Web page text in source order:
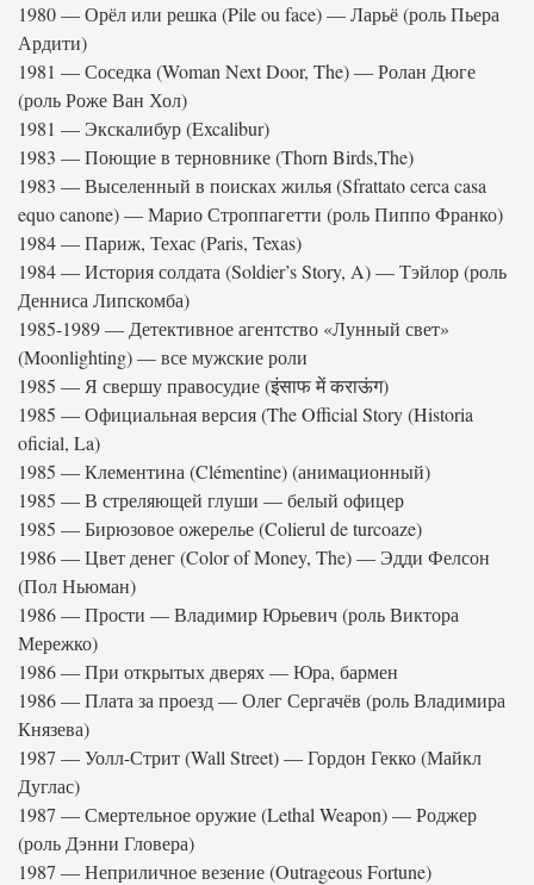
1980 — Орёл или решка (Pile ou face) — Ларьё (роль Пьера
Ардити)
1981 — Соседка (Woman Next Door, The) — Ролан Дюге
(роль Роже Ван Хол)
1981 — Экскалибур (Excalibur)
1983 — Поющие в терновнике (Thorn Birds,The)
1983 — Выселенный в поисках жилья (Sfrattato cerca casa
equo canone) — Марио Строппагетти (роль Пиппо Франко)
1984 — Париж, Техас (Paris, Texas)
1984 — История солдата (Soldier’s Story, A) — Тэйлор (роль
Денниса Липскомба)
1985-1989 — Детективное агентство «Лунный свет»
(Moonlighting) — все мужские роли
1985 — Я свершу правосудие (इंसाफ में कराऊंग)
1985 — Официальная версия (The Official Story (Historia
oficial, La)
1985 — Клементина (Clémentine) (анимационный)
1985 — В стреляющей глуши — белый офицер
1985 — Бирюзовое ожерелье (Colierul de turcoaze)
1986 — Цвет денег (Color of Money, The) — Эдди Фелсон
(Пол Ньюман)
1986 — Прости — Владимир Юрьевич (роль Виктора
Мережко)
1986 — При открытых дверях — Юра, бармен
1986 — Плата за проезд — Олег Сергачёв (роль Владимира
Князева)
1987 — Уолл-Стрит (Wall Street) — Гордон Гекко (Майкл
Дуглас)
1987 — Смертельное оружие (Lethal Weapon) — Роджер
(роль Дэнни Гловера)
1987 — Неприличное везение (Outrageous Fortune)